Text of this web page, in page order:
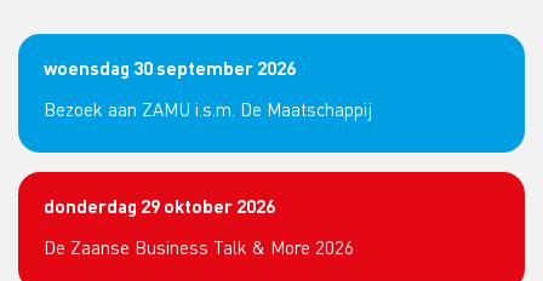
woensdag 30 september 2026
Bezoek aan ZAMU i.s.m. De Maatschappij
donderdag 29 oktober 2026
De Zaanse Business Talk & More 2026